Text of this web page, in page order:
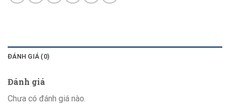
ĐÁNH GIÁ (0)
Đánh giá
Chưa có đánh giá nào.